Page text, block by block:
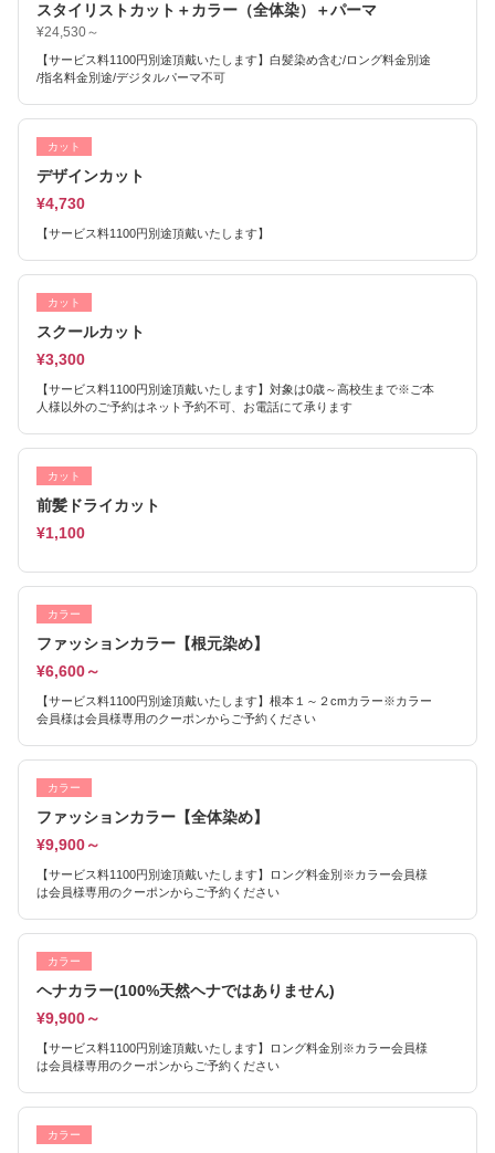
スタイリストカット＋カラー（全体染）＋パーマ
¥24,530～
【サービス料1100円別途頂戴いたします】白髪染め含む/ロング料金別途
/指名料金別途/デジタルパーマ不可
カット
デザインカット
¥4,730
【サービス料1100円別途頂戴いたします】
カット
スクールカット
¥3,300
【サービス料1100円別途頂戴いたします】対象は0歳～高校生まで※ご本
人様以外のご予約はネット予約不可、お電話にて承ります
カット
前髪ドライカット
¥1,100
カラー
ファッションカラー【根元染め】
¥6,600～
【サービス料1100円別途頂戴いたします】根本１～２cmカラー※カラー
会員様は会員様専用のクーポンからご予約ください
カラー
ファッションカラー【全体染め】
¥9,900～
【サービス料1100円別途頂戴いたします】ロング料金別※カラー会員様
は会員様専用のクーポンからご予約ください
カラー
ヘナカラー(100%天然ヘナではありません)
¥9,900～
【サービス料1100円別途頂戴いたします】ロング料金別※カラー会員様
は会員様専用のクーポンからご予約ください
カラー